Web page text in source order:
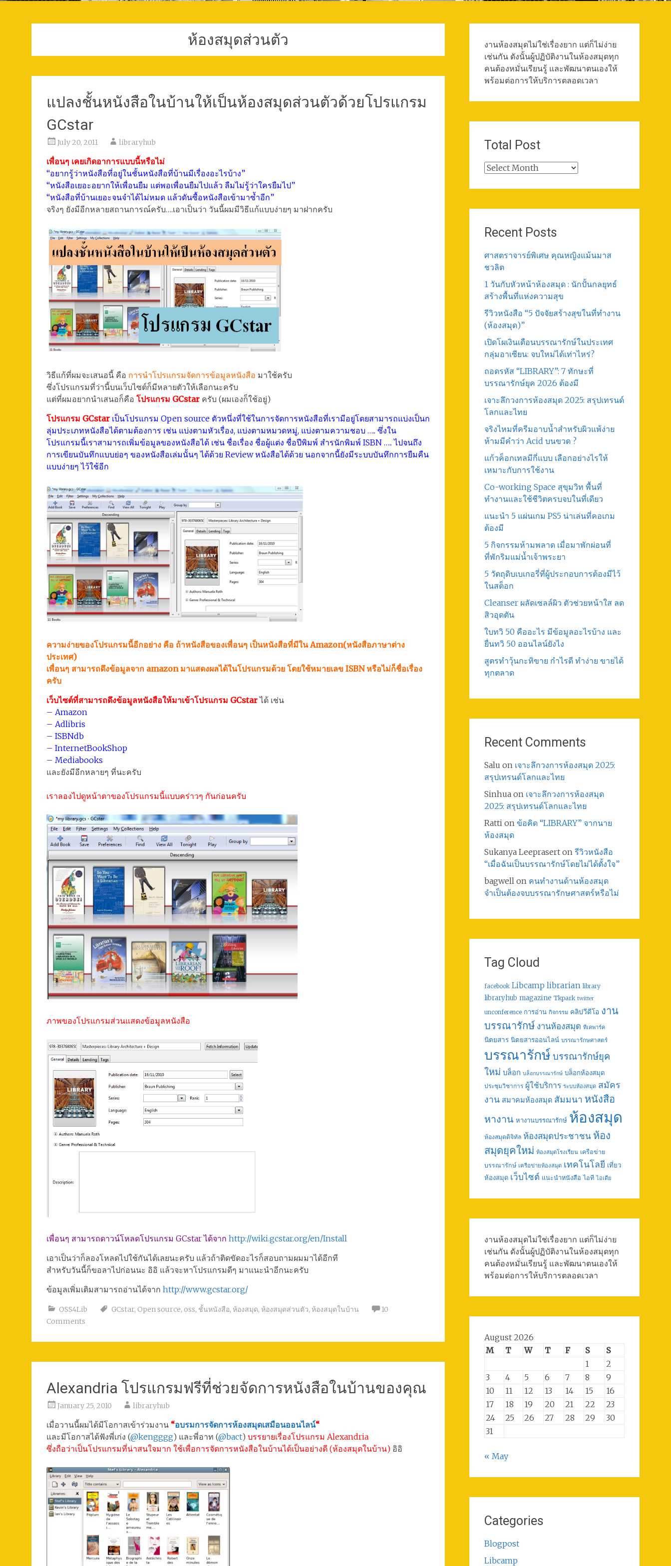
ห้องสมุดส่วนตัว
แปลงชั้นหนังสือในบ้านให้เป็นห้องสมุดส่วนตัวด้วยโปรแกรม
GCstar
July 20, 2011 libraryhub
เพื่อนๆ เคยเกิดอาการแบบนี้หรือไม่
“อยากรู้ว่าหนังสือที่อยู่ในชั้นหนังสือที่บ้านมีเรื่องอะไรบ้าง”
“หนังสือเยอะอยากให้เพื่อนยืม แต่พอเพื่อนยืมไปแล้ว ลืมไม่รู้ว่าใครยืมไป”
“หนังสือที่บ้านเยอะจนจำได้ไม่หมด แล้วดันซื้อหนังสือเข้ามาซ้ำอีก”
จริงๆ ยังมีอีกหลายสถานการณ์ครับ….เอาเป็นว่า วันนี้ผมมีวิธีแก้แบบง่ายๆ มาฝากครับ
วิธีแก้ที่ผมจะเสนอนี้ คือ การนำโปรแกรมจัดการข้อมูลหนังสือ มาใช้ครับ
ซึ่งโปรแกรมที่ว่านี้บนเว็บไซต์ก็มีหลายตัวให้เลือกนะครับ
แต่ที่ผมอยากนำเสนอก็คือ โปรแกรม GCstar ครับ (ผมเองก็ใช้อยู่)
โปรแกรม GCstar เป็นโปรแกรม Open source ตัวหนึ่งที่ใช้ในการจัดการหนังสือที่เรามีอยู่โดยสามารถแบ่งเป็นก
ลุ่มประเภทหนังสือได้ตามต้องการ เช่น แบ่งตามหัวเรื่อง, แบ่งตามหมวดหมู่, แบ่งตามความชอบ ….. ซึ่งใน
โปรแกรมนี้เราสามารถเพิ่มข้อมูลของหนังสือได้ เช่น ชื่อเรื่อง ชื่อผู้แต่ง ชื่อปีพิมพ์ สำรนักพิมพ์ ISBN ….. ไปจนถึง
การเขียนบันทึกแบบย่อๆ ของหนังสือเล่มนั้นๆ ได้ด้วย Review หนังสือได้ด้วย นอกจากนี้ยังมีระบบบันทึกการยืมคืน
แบบง่ายๆ ไว้ใช้อีก
ความง่ายของโปรแกรมนี้อีกอย่าง คือ ถ้าหนังสือของเพื่อนๆ เป็นหนังสือที่มีใน Amazon(หนังสือภาษาต่าง
ประเทศ)
เพื่อนๆ สามารถดึงข้อมูลจาก amazon มาแสดงผลได้ในโปรแกรมด้วย โดยใช้หมายเลข ISBN หรือไม่ก็ชื่อเรื่อง
ครับ
เว็บไซต์ที่สามารถดึงข้อมูลหนังสือให้มาเข้าโปรแกรม GCstarได้ เช่น
– Amazon
– Adlibris
– ISBNdb
– InternetBookShop
– Mediabooks
และยังมีอีกหลายๆ ที่นะครับ
เราลองไปดูหน้าตาของโปรแกรมนี้แบบคร่าวๆ กันก่อนครับ
ภาพของโปรแกรมส่วนแสดงข้อมูลหนังสือ
เพื่อนๆ สามารถดาวน์โหลดโปรแกรม GCstar ได้จาก http://wiki.gcstar.org/en/Install
เอาเป็นว่าก็ลองโหลดไปใช้กันได้เลยนะครับ แล้วถ้าติดขัดอะไรก็สอบถามผมมาได้อีกที
สำหรับวันนี้ก็ขอลาไปก่อนนะ อิอิ แล้วจะหาโปรแกรมดีๆ มาแนะนำอีกนะครับ
ข้อมูลเพิ่มเติมสามารถอ่านได้จาก http://www.gcstar.org/
OSS4Lib GCstar, Open source, oss, ชั้นหนังสือ, ห้องสมุด, ห้องสมุดส่วนตัว, ห้องสมุดในบ้าน
10
Comments
Alexandria โปรแกรมฟรีที่ช่วยจัดการหนังสือในบ้านของคุณ
January 25, 2010 libraryhub
เมื่อวานนี้ผมได้มีโอกาสเข้าร่วมงาน “อบรมการจัดการห้องสมุดเสมือนออนไลน์“
และมีโอกาสได้ฟังพี่เก่ง (@kengggg) และพี่อาท (@bact) บรรยายเรื่องโปรแกรม Alexandria
ซึ่งถือว่าเป็นโปรแกรมที่น่าสนใจมาก ใช้เพื่อการจัดการหนังสือในบ้านได้เป็นอย่างดี (ห้องสมุดในบ้าน) อิอิ
งานห้องสมุดไม่ใช่เรื่องยาก แต่ก็ไม่ง่าย
เช่นกัน ดังนั้นผู้ปฏิบัติงานในห้องสมุดทุก
คนต้องหมั่นเรียนรู้ และพัฒนาตนเองให้
พร้อมต่อการให้บริการตลอดเวลา
Total Post
Total
Recent Posts
ศาสตราจารย์พิเศษ คุณหญิงแม้นมาส
ชวลิต
1 วันกับหัวหน้าห้องสมุด : นักปั้นกลยุทธ์
สร้างพื้นที่แห่งความสุข
รีวิวหนังสือ “5 ปัจจัยสร้างสุขในที่ทำงาน
(ห้องสมุด)”
เปิดโผเงินเดือนบรรณารักษ์ในประเทศ
กลุ่มอาเซียน: จบใหม่ได้เท่าไหร่?
ถอดรหัส “LIBRARY”: 7 ทักษะที่
บรรณารักษ์ยุค 2026 ต้องมี
เจาะลึกวงการห้องสมุด 2025: สรุปเทรนด์
โลกและไทย
จริงไหมที่ครีมอาบน้ำสำหรับผิวแพ้ง่าย
ห้ามมีคำว่า Acid บนขวด ?
แก้วค็อกเทลมีกี่แบบ เลือกอย่างไรให้
เหมาะกับการใช้งาน
Co-working Space สุขุมวิท พื้นที่
ทำงานและใช้ชีวิตครบจบในที่เดียว
แนะนำ 5 แผ่นเกม PS5 น่าเล่นที่คอเกม
ต้องมี
5 กิจกรรมห้ามพลาด เมื่อมาพักผ่อนที่
ที่พักริมแม่น้ำเจ้าพระยา
5 วัตถุดิบเบเกอรี่ที่ผู้ประกอบการต้องมีไว้
ในสต็อก
Cleanser ผลัดเซลล์ผิว ตัวช่วยหน้าใส ลด
สิวอุดตัน
ใบทวิ 50 คืออะไร มีข้อมูลอะไรบ้าง และ
ยื่นทวิ 50 ออนไลน์ยังไง
สูตรทําวุ้นกะทิขาย กำไรดี ทำง่าย ขายได้
ทุกตลาด
Recent Comments
Salu on เจาะลึกวงการห้องสมุด 2025:
สรุปเทรนด์โลกและไทย
Sinhuaon เจาะลึกวงการห้องสมุด
2025: สรุปเทรนด์โลกและไทย
Rattion ข้อคิด “LIBRARY” จากนาย
ห้องสมุด
Sukanya Leepraserton รีวิวหนังสือ
“เมื่อฉันเป็นบรรณารักษ์โดยไม่ได้ตั้งใจ”
bagwellon คนทำงานด้านห้องสมุด
จำเป็นต้องจบบรรณารักษศาสตร์หรือไม่
Tag Cloud
facebook Libcamp librarian library
libraryhub magazine Tkpark twitter
unconference การอ่าน กิจกรรม คลิปวีดีโอ งาน
บรรณารักษ์ งานห้องสมุด ทีเคพาร์ค
นิตยสาร นิตยสารออนไลน์ บรรณารักษศาสตร์
บรรณารักษ์ บรรณารักษ์ยุค
ใหม่ บล็อก บล็อกบรรณารักษ์ บล็อกห้องสมุด
ประชุมวิชาการ ผู้ใช้บริการ ระบบห้องสมุด สมัคร
งาน สมาคมห้องสมุด สัมมนา หนังสือ
หางาน หางานบรรณารักษ์ ห้องสมุด
ห้องสมุดดิจิทัล ห้องสมุดประชาชน ห้อง
สมุดยุคใหม่ ห้องสมุดโรงเรียน เครือข่าย
บรรณารักษ์ เครือข่ายห้องสมุด เทคโนโลยี เที่ยว
ห้องสมุด เว็บไซต์ แนะนำหนังสือ ไอที ไอเดีย
งานห้องสมุดไม่ใช่เรื่องยาก แต่ก็ไม่ง่าย
เช่นกัน ดังนั้นผู้ปฏิบัติงานในห้องสมุดทุก
คนต้องหมั่นเรียนรู้ และพัฒนาตนเองให้
พร้อมต่อการให้บริการตลอดเวลา
August 2026
M
T W T F S
S
1
2
3
4 5 6 7 8
9
10
11 12 13 14 15
16
17
18 19 20 21 22
23
24
25 26 27 28 29
30
31
« May
Categories
Blogpost
Libcamp